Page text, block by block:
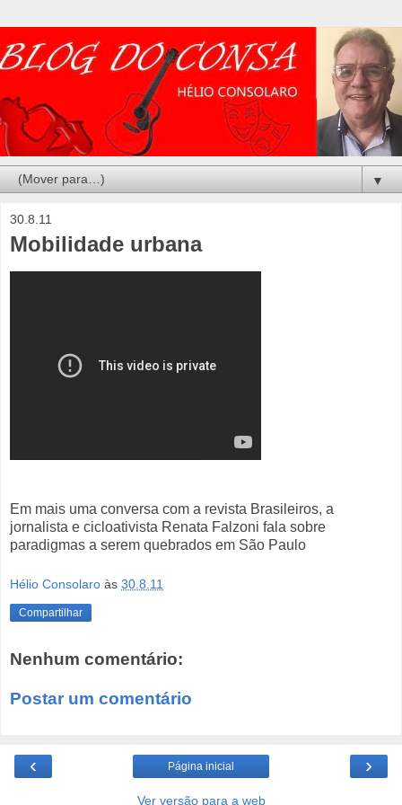
▼
30.8.11
Mobilidade urbana
Em mais uma conversa com a revista Brasileiros, a
jornalista e cicloativista Renata Falzoni fala sobre
paradigmas a serem quebrados em São Paulo
Hélio Consolaro às 30.8.11
Compartilhar
Nenhum comentário:
Postar um comentário
‹ ›
Página inicial
Ver versão para a web